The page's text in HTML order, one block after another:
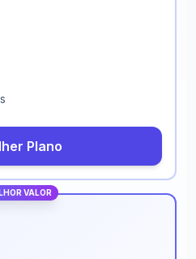
Plano
VALOR